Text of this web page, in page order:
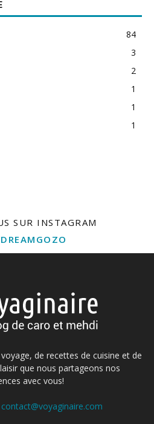
84
3
2
1
1
1
SUR INSTAGRAM
de recettes de cuisine et de
que nous partageons nos
avec vous!
contact@voyaginaire.com